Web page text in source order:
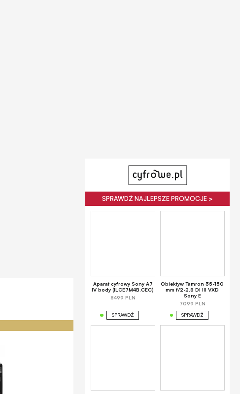
SPRAWDŹ NAJLEPSZE PROMOCJE >
Aparat cyfrowy Sony A7
IV body (ILCE7M4B.CEC)
8499 PLN
SPRAWDŹ
Obiektyw Tamron 35-150
mm f/2-2.8 DI III VXD
Sony E
7099 PLN
SPRAWDŹ